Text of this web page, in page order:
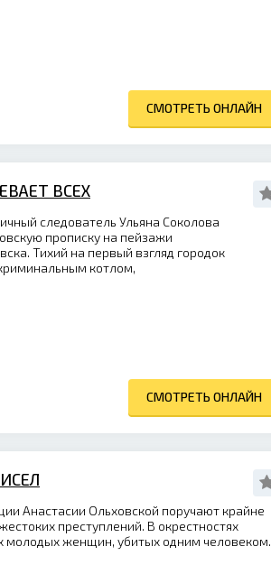
СМОТРЕТЬ ОНЛАЙН
ВСЕХ
следователь Ульяна Соколова
прописку на пейзажи
Тихий на первый взгляд городок
котлом,
СМОТРЕТЬ ОНЛАЙН
Анастасии Ольховской поручают крайне
преступлений. В окрестностях
молодых женщин, убитых одним человеком.